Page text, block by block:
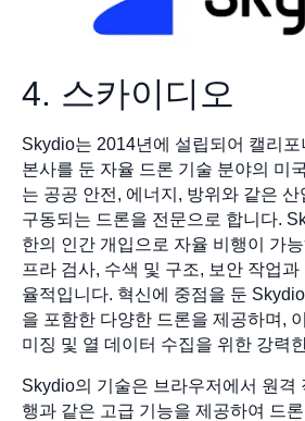
4. 스카이디오
Skydio는 2014년에 설립되어 캘리포
본사를 둔 자율 드론 기술 분야의 미
는 공공 안전, 에너지, 방위와 같은
구동되는 드론을 전문으로 합니다.
한의 인간 개입으로 자율 비행이 가
프라 검사, 수색 및 구조, 보안 작업
율적입니다. 혁신에 중점을 둔
을 포함한 다양한 드론을 제공하며,
미징 및 열 데이터 수집을 위한 강력
Skydio의 기술은 브라우저에서 원격
행과 같은 고급 기능을 제공하여 드